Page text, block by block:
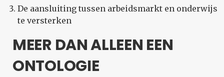
De aansluiting tussen arbeidsmarkt en onderwijs
te versterken
MEER DAN ALLEEN EEN
ONTOLOGIE